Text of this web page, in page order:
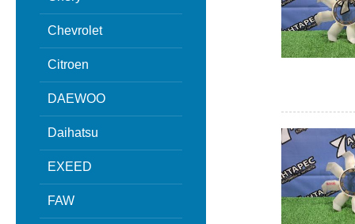
Chevrolet
Citroen
DAEWOO
Daihatsu
EXEED
FAW